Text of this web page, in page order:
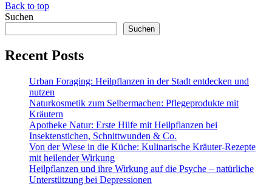
Back to top
Suchen
Suchen
Recent Posts
Urban Foraging: Heilpflanzen in der Stadt entdecken und
nutzen
Naturkosmetik zum Selbermachen: Pflegeprodukte mit
Kräutern
Apotheke Natur: Erste Hilfe mit Heilpflanzen bei
Insektenstichen, Schnittwunden & Co.
Von der Wiese in die Küche: Kulinarische Kräuter-Rezepte
mit heilender Wirkung
Heilpflanzen und ihre Wirkung auf die Psyche – natürliche
Unterstützung bei Depressionen